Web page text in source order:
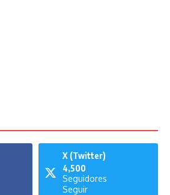
X (Twitter)
4,500
Seguidores
Seguir